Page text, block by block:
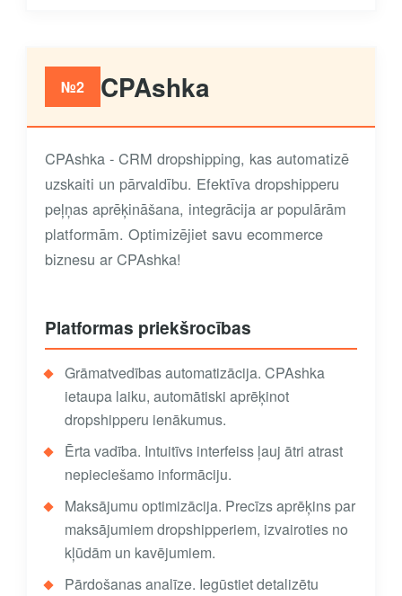
№2 CPAshka
CPAshka - CRM dropshipping, kas automatizē
uzskaiti un pārvaldību. Efektīva dropshipperu
peļņas aprēķināšana, integrācija ar populārām
platformām. Optimizējiet savu ecommerce
biznesu ar CPAshka!
Platformas priekšrocības
Grāmatvedības automatizācija. CPAshka
ietaupa laiku, automātiski aprēķinot
dropshipperu ienākumus.
Ērta vadība. Intuitīvs interfeiss ļauj ātri atrast
nepieciešamo informāciju.
Maksājumu optimizācija. Precīzs aprēķins par
maksājumiem dropshipperiem, izvairoties no
kļūdām un kavējumiem.
Pārdošanas analīze. Iegūstiet detalizētu